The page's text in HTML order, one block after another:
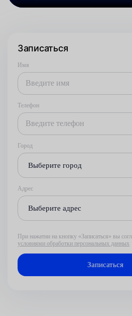
Записаться
Имя
Телефон
Город
Выберите город
Адрес
Выберите адрес
При нажатии на кнопку «Записаться» вы
условиями обработки персональных данных